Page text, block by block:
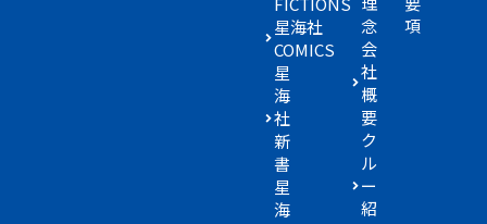
星海社
COMICS
星
海
社
新
書
星
海
念
会
社
概
要
ク
ル
ー
紹
項